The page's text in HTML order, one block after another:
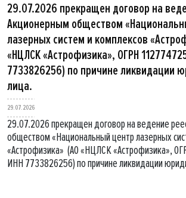
29.07.2026 прекращен договор на
Акционерным обществом
лазерных систем и комплексов
«НЦЛСК «Астрофизика», ОГРН
7733826256) по причине ликвидации
лица.
29.07.2026
29.07.2026 прекращен договор на ведение
обществом «Национальный центр лазерных
«Астрофизика» (АО «НЦЛСК «Астрофизика»,
ИНН 7733826256) по причине ликвидации